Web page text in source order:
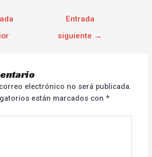
Entrada
siguiente →
electrónico no será publicada.
están marcados con*